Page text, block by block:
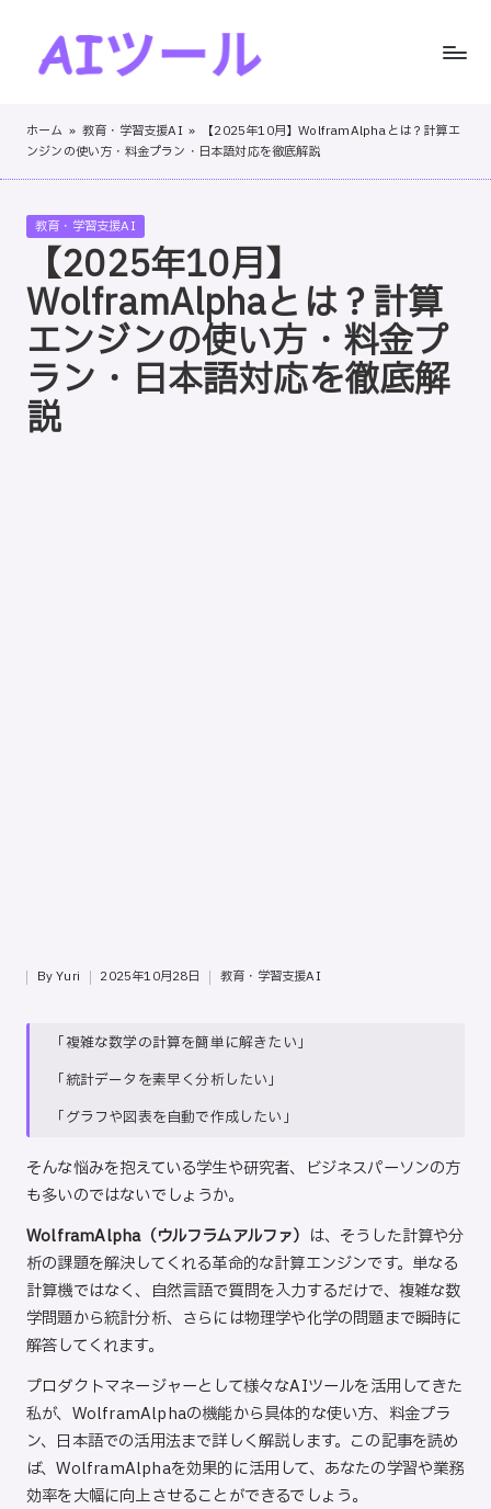
I
ツ
ー
ル
！
ツ
ー
ル
実
的
レ
ュ
ー
と
イ
ホーム » 教育・学習支援AI »
【2025年10月】WolframAlphaとは？計算エ
ンジンの使い方・料金プラン・日本語対応を徹底解説
Posted
教育・学習支援AI
【2025年10月】
WolframAlphaとは？計算
エンジンの使い方・料金プ
ラン・日本語対応を徹底解
説
Posted
ByYuri 2025年10月28日
Posted
教育・学習支援AI
「複雑な数学の計算を簡単に解きたい」
「統計データを素早く分析したい」
「グラフや図表を自動で作成したい」
そんな悩みを抱えている学生や研究者、ビジネスパーソンの方
も多いのではないでしょうか。
WolframAlpha（ウルフラムアルファ） は、そうした計算や分
析の課題を解決してくれる革命的な計算エンジンです。単なる
計算機ではなく、自然言語で質問を入力するだけで、複雑な数
学問題から統計分析、さらには物理学や化学の問題まで瞬時に
解答してくれます。
プロダクトマネージャーとして様々なAIツールを活用してきた
私が、WolframAlphaの機能から具体的な使い方、料金プラ
ン、日本語での活用法まで詳しく解説します。この記事を読め
ば、WolframAlphaを効果的に活用して、あなたの学習や業務
効率を大幅に向上させることができるでしょう。